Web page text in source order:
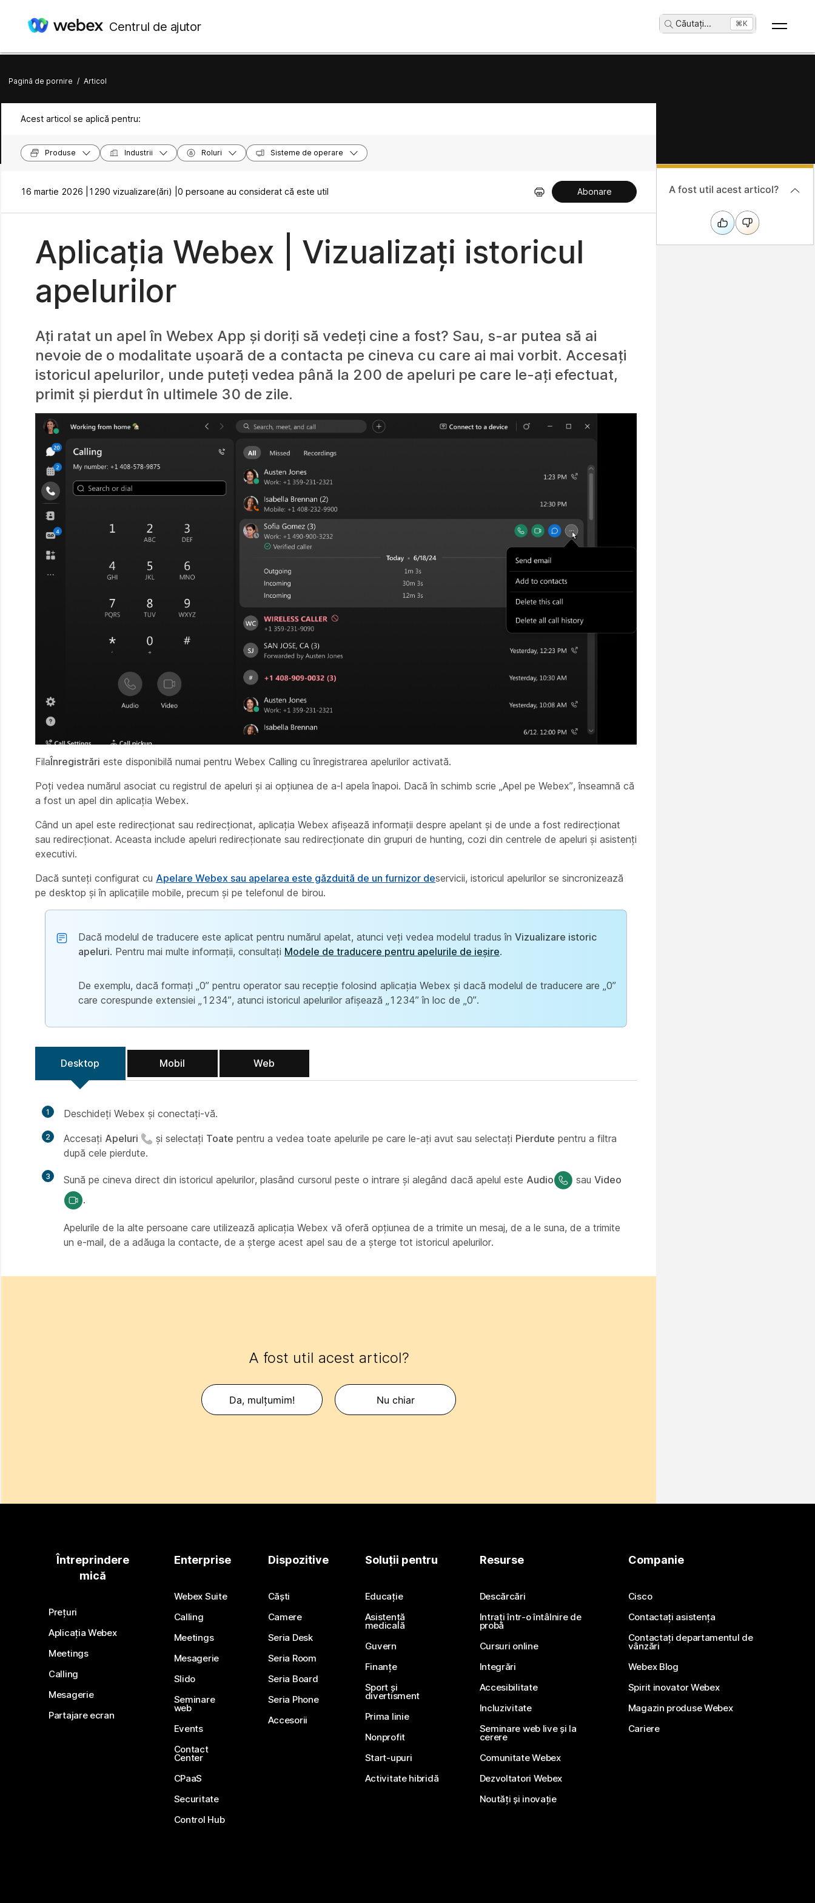
Centrul de ajutor Căutați... ⌘K
Pagină de pornire / Articol
Acest articol se aplică pentru:
Produse Industrii Roluri Sisteme de operare
16 martie 2026 | 1290 vizualizare(ări) | 0 persoane au considerat că este util Abonare
Aplicația Webex | Vizualizați istoricul
apelurilor
Ați ratat un apel în Webex App și doriți să vedeți cine a fost? Sau, s-ar putea să ai
nevoie de o modalitate ușoară de a contacta pe cineva cu care ai mai vorbit. Accesați
istoricul apelurilor, unde puteți vedea până la 200 de apeluri pe care le-ați efectuat,
primit și pierdut în ultimele 30 de zile.
FilaÎnregistrări este disponibilă numai pentru Webex Calling cu înregistrarea apelurilor activată.
Poți vedea numărul asociat cu registrul de apeluri și ai opțiunea de a-l apela înapoi. Dacă în schimb scrie „Apel pe Webex”, înseamnă că
a fost un apel din aplicația Webex.
Când un apel este redirecționat sau redirecționat, aplicația Webex afișează informații despre apelant și de unde a fost redirecționat
sau redirecționat. Aceasta include apeluri redirecționate sau redirecționate din grupuri de hunting, cozi din centrele de apeluri și asistenți
executivi.
Dacă sunteți configurat cu Apelare Webex sau apelarea este găzduită de un furnizor deservicii, istoricul apelurilor se sincronizează
pe desktop și în aplicațiile mobile, precum și pe telefonul de birou.
Dacă modelul de traducere este aplicat pentru numărul apelat, atunci veți vedea modelul tradus în Vizualizare istoric
apeluri. Pentru mai multe informații, consultați Modele de traducere pentru apelurile de ieșire.
De exemplu, dacă formați „0” pentru operator sau recepție folosind aplicația Webex și dacă modelul de traducere are „0”
care corespunde extensiei „1234”, atunci istoricul apelurilor afișează „1234” în loc de „0”.
Desktop Mobil Web
1 Deschideți Webex și conectați-vă.
2 Accesați Apeluri și selectați Toate pentru a vedea toate apelurile pe care le-ați avut sau selectați Pierdute pentru a filtra
după cele pierdute.
3 Sună pe cineva direct din istoricul apelurilor, plasând cursorul peste o intrare și alegând dacă apelul este Audio sau Video
.
Apelurile de la alte persoane care utilizează aplicația Webex vă oferă opțiunea de a trimite un mesaj, de a le suna, de a trimite
un e-mail, de a adăuga la contacte, de a șterge acest apel sau de a șterge tot istoricul apelurilor.
A fost util acest articol?
Da, mulțumim! Nu chiar
A fost util acest articol?
Întreprindere
mică
Prețuri
Aplicația Webex
Meetings
Calling
Mesagerie
Partajare ecran
Enterprise
Webex Suite
Calling
Meetings
Mesagerie
Slido
Seminare
web
Events
Contact
Center
CPaaS
Securitate
Control Hub
Dispozitive
Căști
Camere
Seria Desk
Seria Room
Seria Board
Seria Phone
Accesorii
Soluții pentru
Educație
Asistență
medicală
Guvern
Finanțe
Sport și
divertisment
Prima linie
Nonprofit
Start-upuri
Activitate hibridă
Resurse
Descărcări
Intrați într-o întâlnire de
probă
Cursuri online
Integrări
Accesibilitate
Incluzivitate
Seminare web live și la
cerere
Comunitate Webex
Dezvoltatori Webex
Noutăți și inovație
Companie
Cisco
Contactați asistența
Contactați departamentul de
vânzări
Webex Blog
Spirit inovator Webex
Magazin produse Webex
Cariere